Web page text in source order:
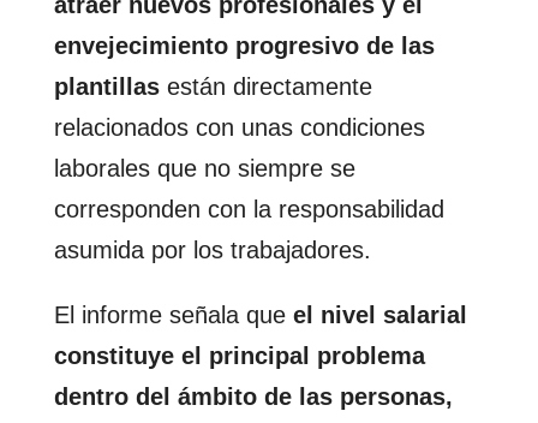
envejecimiento progresivo de las
plantillasestán directamente
relacionados con unas condiciones
laborales que no siempre se
corresponden con la responsabilidad
asumida por los trabajadores.
El informe señala que el nivel salarial
constituye el principal problema
dentro del ámbito de las personas,